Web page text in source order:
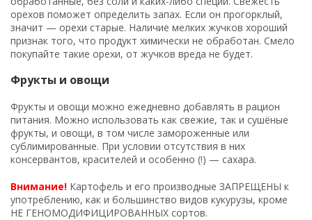
орехов поможет определить запах. Если он прогорклый,
значит — орехи старые. Наличие мелких жучков хороший
признак того, что продукт химически не обработан. Смело
покупайте такие орехи, от жучков вреда не будет.
Фрукты и овощи
Фрукты и овощи можно ежедневно добавлять в рацион
питания. Можно использовать как свежие, так и сушёные
фрукты, и овощи, в том числе замороженные или
сублимированные. При условии отсутствия в них
консервантов, красителей и особенно (!) — сахара.
Внимание! Картофель и его производные ЗАПРЕЩЕНЫ к
употреблению, как и большинство видов кукурузы, кроме
НЕ ГЕНОМОДИФИЦИРОВАННЫХ сортов.